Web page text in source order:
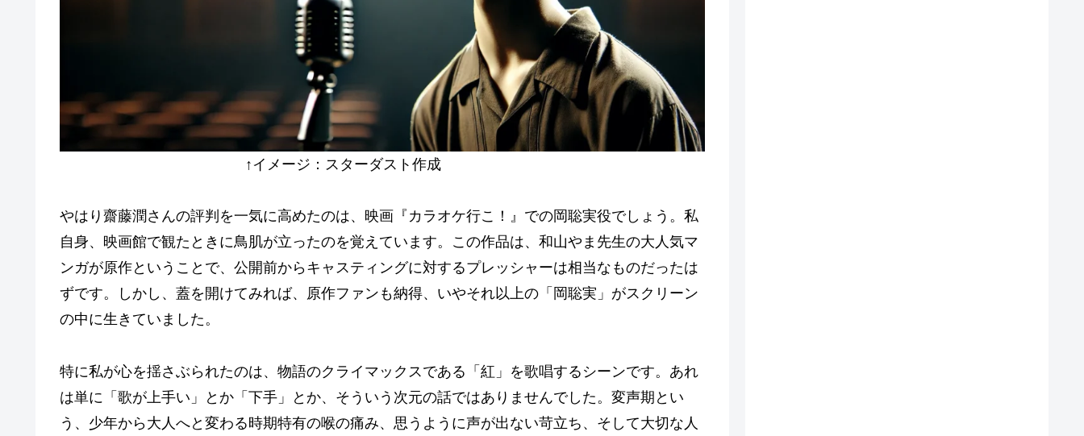
↑イメージ：スターダスト作成
やはり齋藤潤さんの評判を一気に高めたのは、映画『カラオケ行こ！』での岡聡実役でしょう。私
自身、映画館で観たときに鳥肌が立ったのを覚えています。この作品は、和山やま先生の大人気マ
ンガが原作ということで、公開前からキャスティングに対するプレッシャーは相当なものだったは
ずです。しかし、蓋を開けてみれば、原作ファンも納得、いやそれ以上の「岡聡実」がスクリーン
の中に生きていました。
特に私が心を揺さぶられたのは、物語のクライマックスである「紅」を歌唱するシーンです。あれ
は単に「歌が上手い」とか「下手」とか、そういう次元の話ではありませんでした。変声期とい
う、少年から大人へと変わる時期特有の喉の痛み、思うように声が出ない苛立ち、そして大切な人